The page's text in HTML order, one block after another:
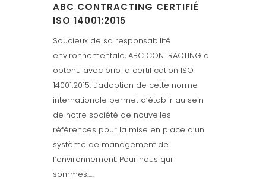
ABC CONTRACTING CERTIFIÉ
ISO 14001:2015
Soucieux de sa responsabilité
environnementale, ABC CONTRACTING a
obtenu avec brio la certification ISO
14001:2015. L’adoption de cette norme
internationale permet d’établir au sein
de notre société de nouvelles
références pour la mise en place d’un
système de management de
l’environnement. Pour nous qui
sommes......